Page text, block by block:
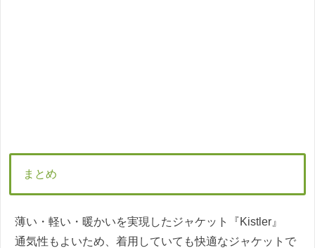
まとめ
薄い・軽い・暖かいを実現したジャケット『Kistler』
通気性もよいため、着用していても快適なジャケットで